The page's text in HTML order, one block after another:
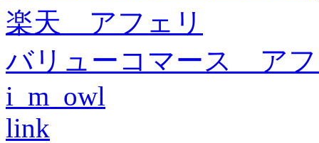
楽天 アフェリ
バリューコマース ア
i_m_owl
link